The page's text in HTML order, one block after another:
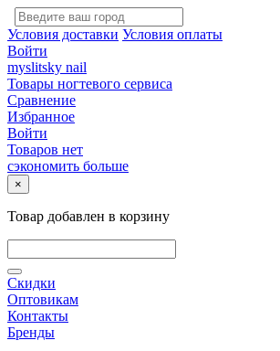
Условия доставки Условия оплаты
Войти
myslitsky nail
Товары ногтевого сервиса
Сравнение
Избранное
Войти
Товаров нет
сэкономить больше
×
Товар добавлен в корзину
Скидки
Оптовикам
Контакты
Бренды